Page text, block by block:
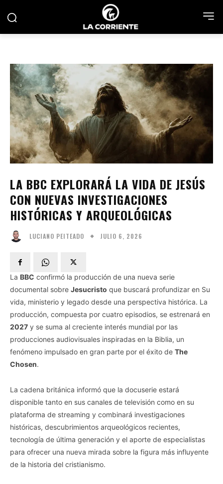
LA BBC EXPLORARÁ LA VIDA DE JESÚS
CON NUEVAS INVESTIGACIONES
HISTÓRICAS Y ARQUEOLÓGICAS
LUCIANO PEITEADO JULIO 6, 2026
La BBC confirmó la producción de una nueva serie
documental sobre Jesucristo que buscará profundizar en Su
vida, ministerio y legado desde una perspectiva histórica. La
producción, compuesta por cuatro episodios, se estrenará en
2027 y se suma al creciente interés mundial por las
producciones audiovisuales inspiradas en la Biblia, un
fenómeno impulsado en gran parte por el éxito de The
Chosen.
La cadena británica informó que la docuserie estará
disponible tanto en sus canales de televisión como en su
plataforma de streaming y combinará investigaciones
históricas, descubrimientos arqueológicos recientes,
tecnología de última generación y el aporte de especialistas
para ofrecer una nueva mirada sobre la figura más influyente
de la historia del cristianismo.